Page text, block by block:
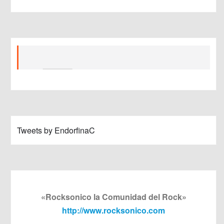
Tweets by EndorfinaC
«Rocksonico la Comunidad del Rock»
http://www.rocksonico.com